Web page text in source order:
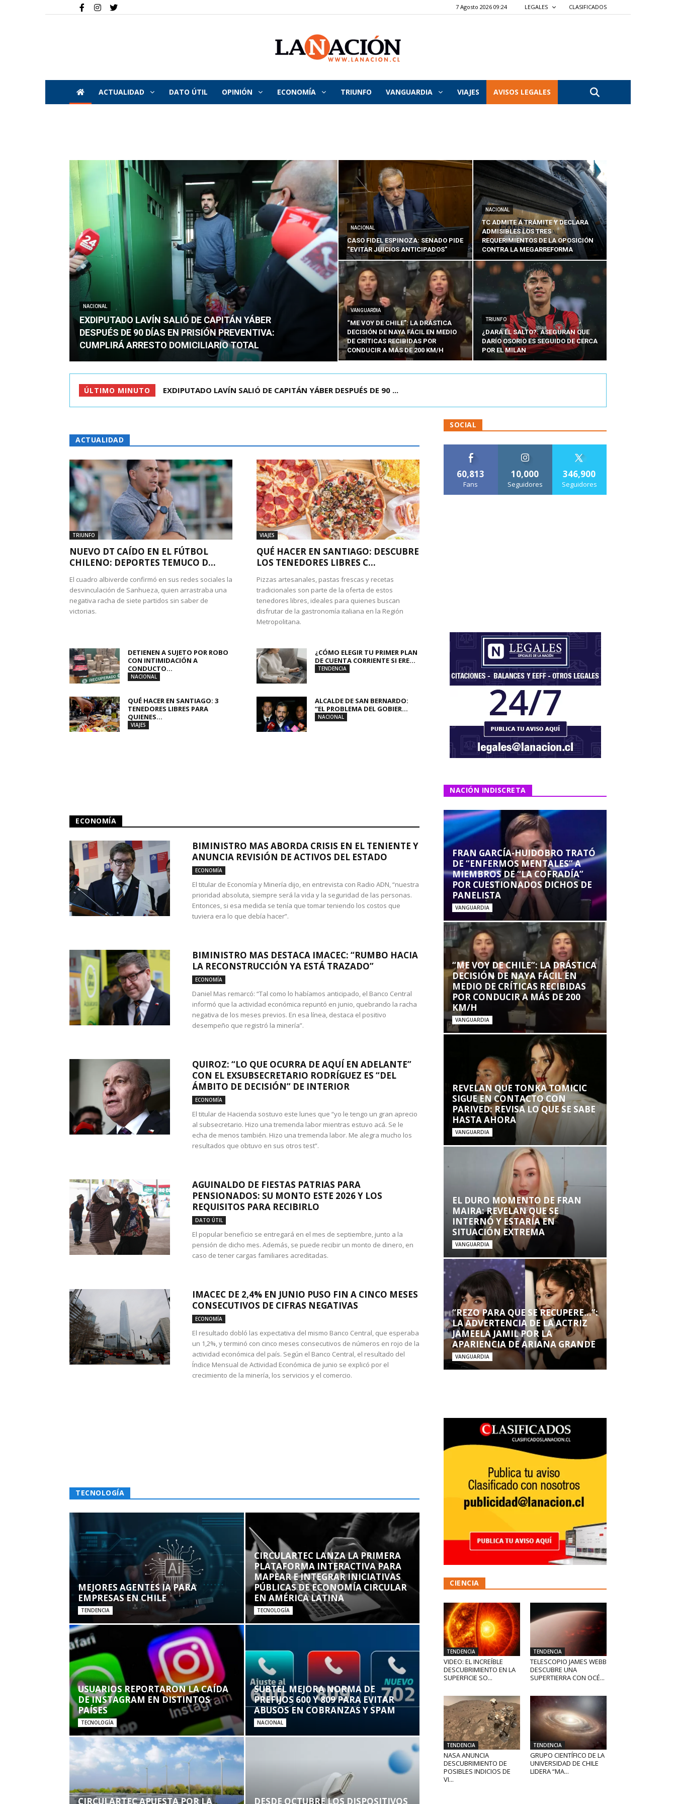
7 Agosto 2026 09:24 LEGALES CLASIFICADOS
La
Nación
ACTUALIDAD DATO ÚTIL OPINIÓN ECONOMÍA TRIUNFO VANGUARDIA VIAJES AVISOS LEGALES
NACIONAL
EXDIPUTADO LAVÍN SALIÓ DE CAPITÁN YÁBER
DESPUÉS DE 90 DÍAS EN PRISIÓN PREVENTIVA:
CUMPLIRÁ ARRESTO DOMICILIARIO TOTAL
NACIONAL
CASO FIDEL ESPINOZA: SENADO PIDE
“EVITAR JUICIOS ANTICIPADOS”
NACIONAL
TC ADMITE A TRÁMITE Y DECLARA
ADMISIBLES LOS TRES
REQUERIMIENTOS DE LA OPOSICIÓN
CONTRA LA MEGARREFORMA
VANGUARDIA
“ME VOY DE CHILE”: LA DRÁSTICA
DECISIÓN DE NAYA FÁCIL EN MEDIO
DE CRÍTICAS RECIBIDAS POR
CONDUCIR A MÁS DE 200 KM/H
TRIUNFO
¿DARÁ EL SALTO?: ASEGURAN QUE
DARÍO OSORIO ES SEGUIDO DE CERCA
POR EL MILAN
ÚLTIMO MINUTO CASO FIDEL ESPINOZA: SENADO PIDE “EVITAR JUICIOS ANTIC...
ACTUALIDAD
TRIUNFO
NUEVO DT CAÍDO EN EL FÚTBOL
CHILENO: DEPORTES TEMUCO D...
El cuadro albiverde confirmó en sus redes sociales la
desvinculación de Sanhueza, quien arrastraba una
negativa racha de siete partidos sin saber de
victorias.
VIAJES
QUÉ HACER EN SANTIAGO: DESCUBRE
LOS TENEDORES LIBRES C...
Pizzas artesanales, pastas frescas y recetas
tradicionales son parte de la oferta de estos
tenedores libres, ideales para quienes buscan
disfrutar de la gastronomía italiana en la Región
Metropolitana.
DETIENEN A SUJETO POR ROBO
CON INTIMIDACIÓN A
CONDUCTO...
NACIONAL
¿CÓMO ELEGIR TU PRIMER PLAN
DE CUENTA CORRIENTE SI ERE...
TENDENCIA
QUÉ HACER EN SANTIAGO: 3
TENEDORES LIBRES PARA
QUIENES...
VIAJES
ALCALDE DE SAN BERNARDO:
“EL PROBLEMA DEL GOBIER...
NACIONAL
ECONOMÍA
BIMINISTRO MAS ABORDA CRISIS EN EL TENIENTE Y
ANUNCIA REVISIÓN DE ACTIVOS DEL ESTADO
ECONOMÍA
El titular de Economía y Minería dijo, en entrevista con Radio ADN, “nuestra
prioridad absoluta, siempre será la vida y la seguridad de las personas.
Entonces, si esa medida se tenía que tomar teniendo los costos que
tuviera era lo que debía hacer”.
BIMINISTRO MAS DESTACA IMACEC: “RUMBO HACIA
LA RECONSTRUCCIÓN YA ESTÁ TRAZADO”
ECONOMÍA
Daniel Mas remarcó: “Tal como lo habíamos anticipado, el Banco Central
informó que la actividad económica repuntó en junio, quebrando la racha
negativa de los meses previos. En esa línea, destaca el positivo
desempeño que registró la minería”.
QUIROZ: “LO QUE OCURRA DE AQUÍ EN ADELANTE”
CON EL EXSUBSECRETARIO RODRÍGUEZ ES “DEL
ÁMBITO DE DECISIÓN” DE INTERIOR
ECONOMÍA
El titular de Hacienda sostuvo este lunes que “yo le tengo un gran aprecio
al subsecretario. Hizo una tremenda labor mientras estuvo acá. Se le
echa de menos también. Hizo una tremenda labor. Me alegra mucho los
resultados que obtuvo en sus otros test”.
AGUINALDO DE FIESTAS PATRIAS PARA
PENSIONADOS: SU MONTO ESTE 2026 Y LOS
REQUISITOS PARA RECIBIRLO
DATO ÚTIL
El popular beneficio se entregará en el mes de septiembre, junto a la
pensión de dicho mes. Además, se puede recibir un monto de dinero, en
caso de tener cargas familiares acreditadas.
IMACEC DE 2,4% EN JUNIO PUSO FIN A CINCO MESES
CONSECUTIVOS DE CIFRAS NEGATIVAS
ECONOMÍA
El resultado dobló las expectativa del mismo Banco Central, que esperaba
un 1,2%, y terminó con cinco meses consecutivos de números en rojo de la
actividad económica del país. Según el Banco Central, el resultado del
Índice Mensual de Actividad Económica de junio se explicó por el
crecimiento de la minería, los servicios y el comercio.
TECNOLOGÍA
MEJORES AGENTES IA PARA
EMPRESAS EN CHILE
TENDENCIA
CIRCULARTEC LANZA LA PRIMERA
PLATAFORMA INTERACTIVA PARA
MAPEAR E INTEGRAR INICIATIVAS
PÚBLICAS DE ECONOMÍA CIRCULAR
EN AMÉRICA LATINA
TECNOLOGÍA
USUARIOS REPORTARON LA CAÍDA
DE INSTAGRAM EN DISTINTOS
PAÍSES
TECNOLOGÍA
SUBTEL MEJORA NORMA DE
PREFIJOS 600 Y 809 PARA EVITAR
ABUSOS EN COBRANZAS Y SPAM
NACIONAL
CIRCULARTEC APUESTA POR LA DESDE OCTUBRE LOS DISPOSITIVOS
SOCIAL
60,813
Fans
10,000
Seguidores
346,900
Seguidores
NACIÓN INDISCRETA
FRAN GARCÍA-HUIDOBRO TRATÓ
DE “ENFERMOS MENTALES” A
MIEMBROS DE “LA COFRADÍA”
POR CUESTIONADOS DICHOS DE
PANELISTA
VANGUARDIA
“ME VOY DE CHILE”: LA DRÁSTICA
DECISIÓN DE NAYA FÁCIL EN
MEDIO DE CRÍTICAS RECIBIDAS
POR CONDUCIR A MÁS DE 200
KM/H
VANGUARDIA
REVELAN QUE TONKA TOMICIC
SIGUE EN CONTACTO CON
PARIVED: REVISA LO QUE SE SABE
HASTA AHORA
VANGUARDIA
EL DURO MOMENTO DE FRAN
MAIRA: REVELAN QUE SE
INTERNÓ Y ESTARÍA EN
SITUACIÓN EXTREMA
VANGUARDIA
“REZO PARA QUE SE RECUPERE…”:
LA ADVERTENCIA DE LA ACTRIZ
JAMEELA JAMIL POR LA
APARIENCIA DE ARIANA GRANDE
VANGUARDIA
CIENCIA
TENDENCIA
VIDEO: EL INCREÍBLE
DESCUBRIMIENTO EN LA
SUPERFICIE SO...
TENDENCIA
TELESCOPIO JAMES WEBB
DESCUBRE UNA
SUPERTIERRA CON OCÉ...
TENDENCIA
NASA ANUNCIA
DESCUBRIMIENTO DE
POSIBLES INDICIOS DE
VI...
TENDENCIA
GRUPO CIENTÍFICO DE LA
UNIVERSIDAD DE CHILE
LIDERA “MA...